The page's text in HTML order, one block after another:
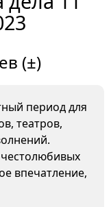
(±)
период для
театров,
впечатление,